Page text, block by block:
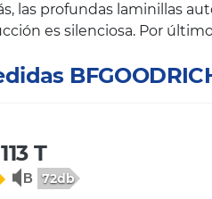
las profundas laminillas
es silenciosa. Por
T
72db